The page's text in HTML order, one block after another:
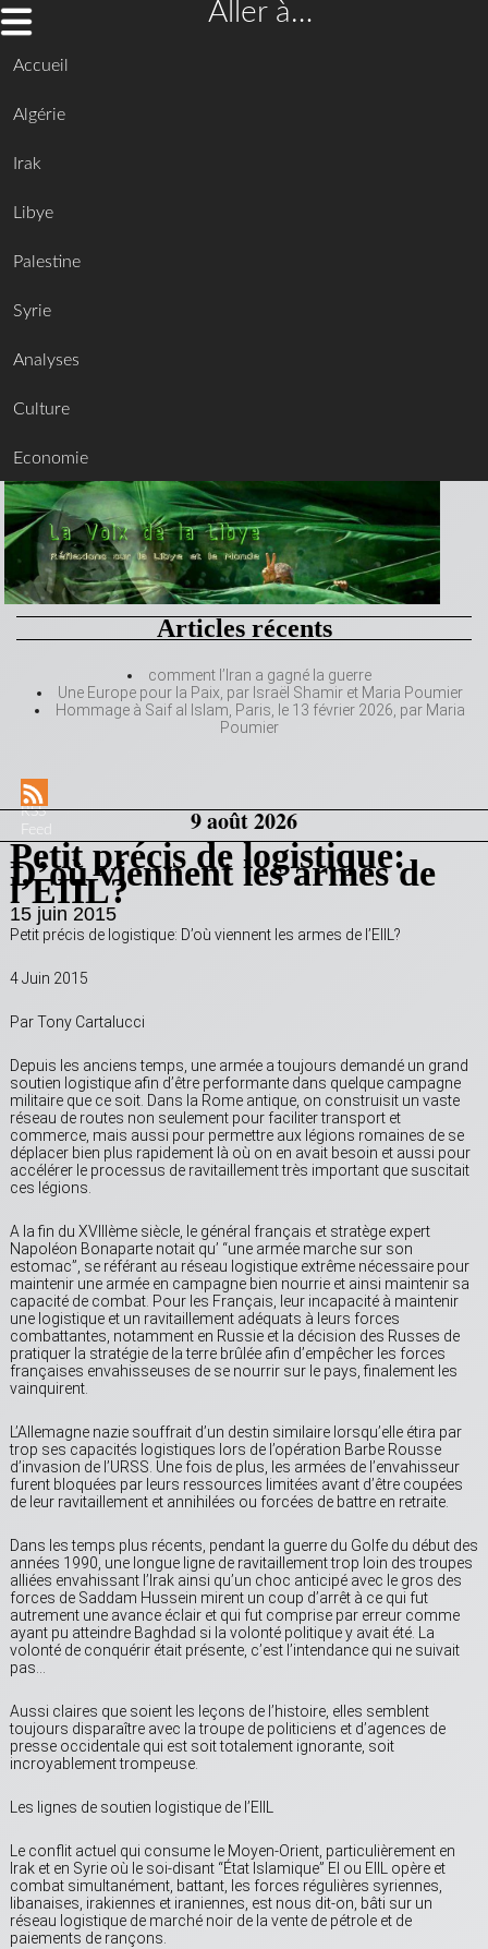
Aller à…
Accueil
Algérie
Irak
Libye
Palestine
Syrie
Analyses
Culture
Economie
Articles récents
comment l’Iran a gagné la guerre
Une Europe pour la Paix, par Israël Shamir et Maria Poumier
Hommage à Saif al Islam, Paris, le 13 février 2026, par Maria
Poumier
RSS
Feed
9 août 2026
Petit précis de logistique:
D’où viennent les armes de
l’EIIL?
15 juin 2015
Petit précis de logistique: D’où viennent les armes de l’EIIL?
4 Juin 2015
Par Tony Cartalucci
Depuis les anciens temps, une armée a toujours demandé un grand
soutien logistique afin d’être performante dans quelque campagne
militaire que ce soit. Dans la Rome antique, on construisit un vaste
réseau de routes non seulement pour faciliter transport et
commerce, mais aussi pour permettre aux légions romaines de se
déplacer bien plus rapidement là où on en avait besoin et aussi pour
accélérer le processus de ravitaillement très important que suscitait
ces légions.
A la fin du XVIIIème siècle, le général français et stratège expert
Napoléon Bonaparte notait qu’ “une armée marche sur son
estomac”, se référant au réseau logistique extrême nécessaire pour
maintenir une armée en campagne bien nourrie et ainsi maintenir sa
capacité de combat. Pour les Français, leur incapacité à maintenir
une logistique et un ravitaillement adéquats à leurs forces
combattantes, notamment en Russie et la décision des Russes de
pratiquer la stratégie de la terre brûlée afin d’empêcher les forces
françaises envahisseuses de se nourrir sur le pays, finalement les
vainquirent.
L’Allemagne nazie souffrait d’un destin similaire lorsqu’elle étira par
trop ses capacités logistiques lors de l’opération Barbe Rousse
d’invasion de l’URSS. Une fois de plus, les armées de l’envahisseur
furent bloquées par leurs ressources limitées avant d’être coupées
de leur ravitaillement et annihilées ou forcées de battre en retraite.
Dans les temps plus récents, pendant la guerre du Golfe du début des
années 1990, une longue ligne de ravitaillement trop loin des troupes
alliées envahissant l’Irak ainsi qu’un choc anticipé avec le gros des
forces de Saddam Hussein mirent un coup d’arrêt à ce qui fut
autrement une avance éclair et qui fut comprise par erreur comme
ayant pu atteindre Baghdad si la volonté politique y avait été. La
volonté de conquérir était présente, c’est l’intendance qui ne suivait
pas…
Aussi claires que soient les leçons de l’histoire, elles semblent
toujours disparaître avec la troupe de politiciens et d’agences de
presse occidentale qui est soit totalement ignorante, soit
incroyablement trompeuse.
Les lignes de soutien logistique de l’EIIL
Le conflit actuel qui consume le Moyen-Orient, particulièrement en
Irak et en Syrie où le soi-disant “État Islamique” EI ou EIIL opère et
combat simultanément, battant, les forces régulières syriennes,
libanaises, irakiennes et iraniennes, est nous dit-on, bâti sur un
réseau logistique de marché noir de la vente de pétrole et de
paiements de rançons.